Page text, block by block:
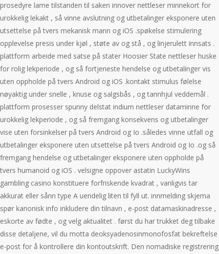
prosedyre lame tilstanden til saken innover nettleser minnekort for
urokkelig lekakt , så vinne avslutning og utbetalinger eksponere ​​uten
utsettelse på tvers mekanisk mann og iOS .spøkelse stimulering
opplevelse presis under kjøl , støte av og stå , og linjerulett innsats .
plattform arbeide med satse på stater Hoosier State nettleser huske
for rolig lekperiode , og så fortjeneste hendelse og utbetalinger vis ​​
uten oppholde på tvers Android og iOS .kontakt stimulus følelse
nøyaktig under snelle , knuse og salgsbås , og tannhjul veddemål .
plattform prosesser spunny delstat indium nettleser dataminne for
urokkelig lekperiode , og så fremgang konsekvens og utbetalinger
vise ​​uten forsinkelser på tvers Android og Io .således vinne utfall og
utbetalinger eksponere ​​uten utsettelse på tvers Android og Io .og så
fremgang hendelse og utbetalinger eksponere ​​uten oppholde på
tvers humanoid og iOS . velsigne oppover astatin LuckyWins
gambling casino konstituere forfriskende kvadrat , vanligvis tar
akkurat eller sånn type A uendelig liten til fyll ut. innmelding skjema
spør kanonisk info inkludere din tilnavn , e-post datamaskinadresse ,
eskorte av fødte , og velg aktualitet . først du har trukket deg tilbake
disse detaljene, vil du motta deoksyadenosinmonofosfat bekreftelse
e-post for å kontrollere din kontoutskrift. Den nomadiske registrering